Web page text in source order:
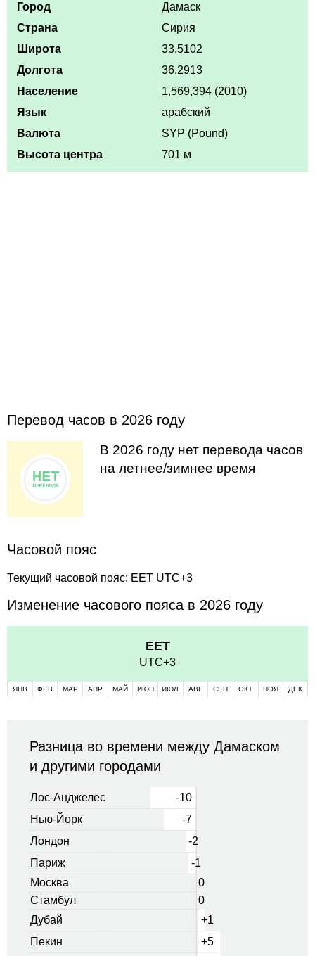
Город
Дамаск
Страна
Сирия
Широта
33.5102
Долгота
36.2913
Население
1,569,394 (2010)
Язык
арабский
Валюта
SYP (Pound)
Высота центра
701 м
Перевод часов в 2026 году
В 2026 году нет перевода часов
на летнее/зимнее время
Часовой пояс
Текущий часовой пояс: EET UTC+3
Изменение часового пояса в 2026 году
EET
UTC+3
ЯНВ ФЕВ МАР АПР МАЙ ИЮН ИЮЛ АВГ СЕН ОКТ НОЯ ДЕК
Разница во времени между Дамаском
и другими городами
Лос-Анджелес
-10
Нью-Йорк
-7
Лондон
-2
Париж
-1
Москва
0
Стамбул
0
Дубай
+1
Пекин
+5